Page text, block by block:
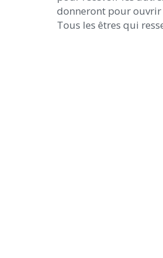
donneront pour ouvrir
Tous les êtres qui